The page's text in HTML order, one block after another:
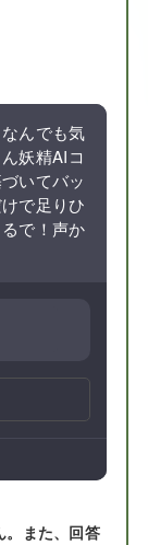
んでも気
妖精AIコ
いてバッ
で足りひ
で！声か
。また、回答